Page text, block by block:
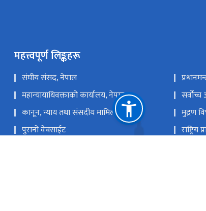
महत्त्वपूर्ण लिङ्कहरू
संघीय संसद, नेपाल
महान्यायाधिवक्ताको कार्यालय, नेपाल
कानून, न्याय तथा संसदीय मामिला मन्त्रालय
मुद्रण
पुरानो वेबसाईट